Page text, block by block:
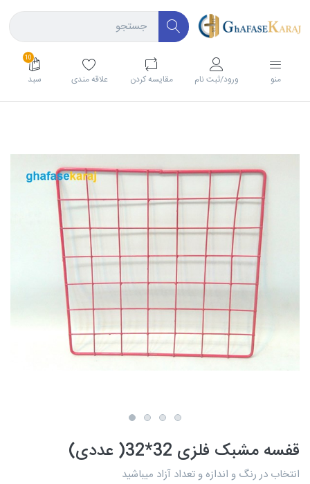
منو ورود/ثبت نام مقايسه كردن علاقه مندی
10
سبد
قفسه مشبک فلزی 32*32( عددی)
انتخاب در رنگ و اندازه و تعداد آزاد میباشید